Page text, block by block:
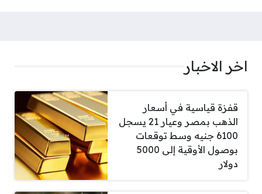
اخر الاخبار
قفزة قياسية في أسعار
الذهب بمصر وعيار 21 يسجل
6100 جنيه وسط توقعات
بوصول الأوقية إلى 5000
دولار